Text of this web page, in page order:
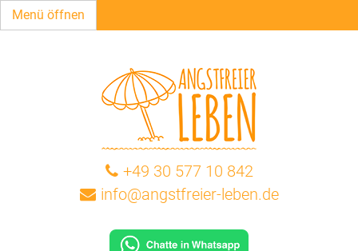
+49 30 577 10 842
info@angstfreier-leben.de
Menü öffnen